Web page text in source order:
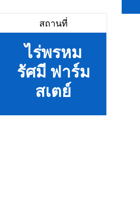
สถานที่
ไร่พรหม
รัศมี ฟาร์ม
สเตย์